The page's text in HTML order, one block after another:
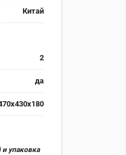
Китай
2
да
упаковка